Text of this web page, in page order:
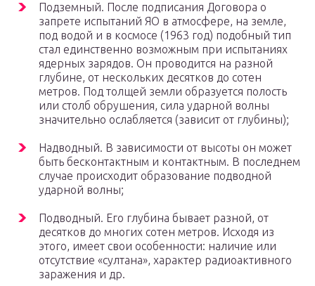
Подземный. После подписания Договора о
запрете испытаний ЯО в атмосфере, на земле,
под водой и в космосе (1963 год) подобный тип
стал единственно возможным при испытаниях
ядерных зарядов. Он проводится на разной
глубине, от нескольких десятков до сотен
метров. Под толщей земли образуется полость
или столб обрушения, сила ударной волны
значительно ослабляется (зависит от глубины);
Надводный. В зависимости от высоты он может
быть бесконтактным и контактным. В последнем
случае происходит образование подводной
ударной волны;
Подводный. Его глубина бывает разной, от
десятков до многих сотен метров. Исходя из
этого, имеет свои особенности: наличие или
отсутствие «султана», характер радиоактивного
заражения и др.